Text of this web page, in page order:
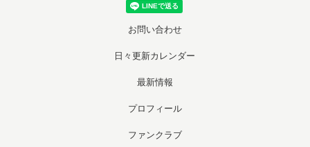
お問い合わせ
日々更新カレンダー
最新情報
プロフィール
ファンクラブ